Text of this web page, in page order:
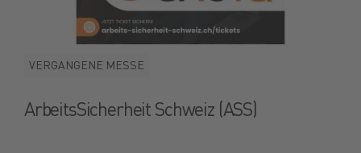
VERGANGENE MESSE
ArbeitsSicherheit Schweiz (ASS)